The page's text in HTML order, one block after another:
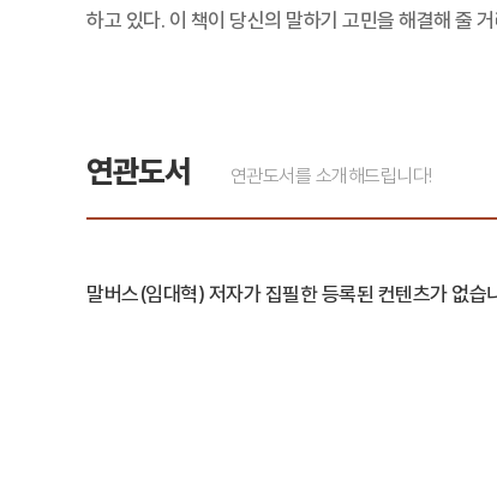
하고 있다. 이 책이 당신의 말하기 고민을 해결해 줄
연관도서 연관도서를 소개해드립니다!
말버스(임대혁) 저자가 집필한 등록된 컨텐츠가 없습